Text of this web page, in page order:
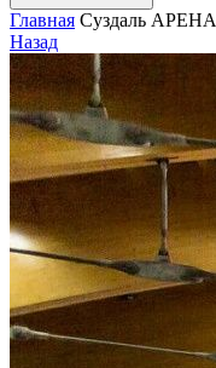
Главная Суздаль АРЕНА
Назад